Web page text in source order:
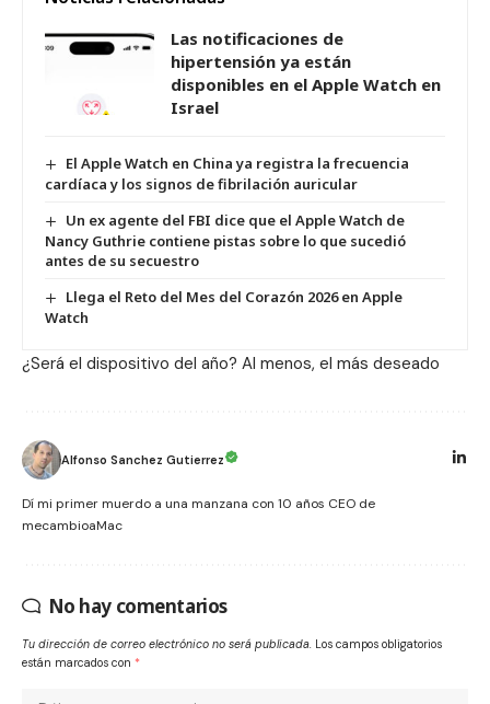
Las notificaciones de
hipertensión ya están
disponibles en el Apple Watch en
Israel
El Apple Watch en China ya registra la frecuencia
cardíaca y los signos de fibrilación auricular
Un ex agente del FBI dice que el Apple Watch de
Nancy Guthrie contiene pistas sobre lo que sucedió
antes de su secuestro
Llega el Reto del Mes del Corazón 2026 en Apple
Watch
¿Será el dispositivo del año? Al menos, el más deseado
Alfonso Sanchez Gutierrez
Dí mi primer muerdo a una manzana con 10 años CEO de
mecambioaMac
No hay comentarios
Tu dirección de correo electrónico no será publicada. Los campos obligatorios
están marcados con *